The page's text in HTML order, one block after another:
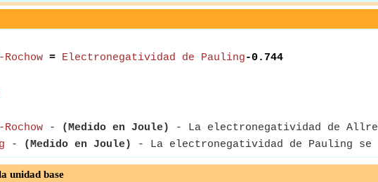
= Electronegatividad de Pauling-0.744
- (Medido en Joule)
- La electronegatividad de
- (Medido en Joule) - La electronegatividad de Pauling se
unidad base